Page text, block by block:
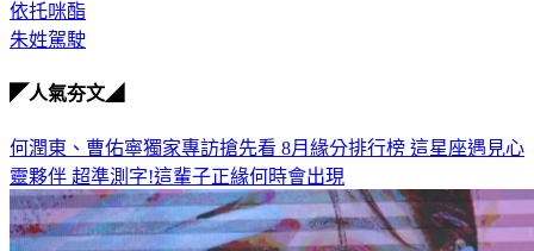
依托咪酯
朱姓駕駛
◤人氣夯文◢
何潤東、曹佑寧獨家專訪搶先看 8月緣分排行榜 這星座遇見心
靈夥伴 超準測字!這輩子正緣何時會出現